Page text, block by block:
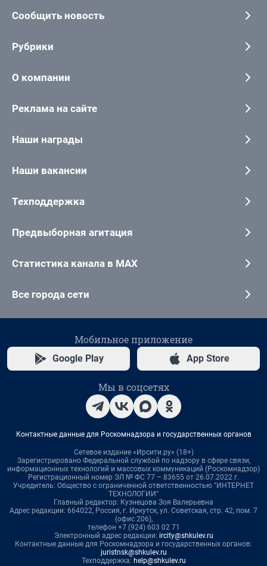
Сообщить новость
Рубрики
О компании
Реклама на сайте
Наши награды
Наши вакансии
Техподдержка
Предвыборная агитация
Статистика канала в MAX
Все города сети
Мобильное приложение
Google Play App Store
Мы в соцсетях
Контактные данные для Роскомнадзора и государственных органов
Сетевое издание «Ирсити.ру» (18+)
Зарегистрировано Федеральной службой по надзору в сфере связи,
информационных технологий и массовых коммуникаций (Роскомнадзор)
Регистрационный номер ЭЛ № ФС 77 – 83655 от 26.07.2022 г.
Учредитель: Общество с ограниченной ответственностью "ИНТЕРНЕТ
ТЕХНОЛОГИИ"
Главный редактор: Кузнецова Зоя Валерьевна
Адрес редакции: 664022, Россия, г. Иркутск, ул. Советская, стр. 42, пом. 7
(офис 206),
телефон +7 (924) 603 02 71
Электронный адрес редакции: ircity@shkulev.ru
Контактные данные для Роскомнадзора и государственных органов:
juristnsk@shkulev.ru
Техподдержка: help@shkulev.ru